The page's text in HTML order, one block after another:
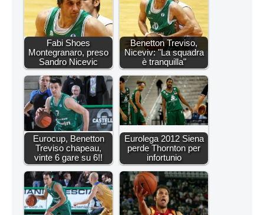
Fabi Shoes
Montegranaro, preso
Sandro Nicevic
Benetton Treviso,
Niceviv: "La squadra
è tranquilla"
Eurocup, Benetton
Treviso chapeau,
vinte 6 gare su 6!!
Eurolega 2012 Siena
perde Thornton per
infortunio